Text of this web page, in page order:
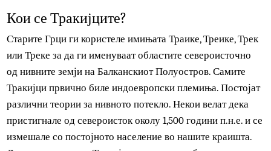
Кои се Тракијците?
Старите Грци ги користеле имињата Траике, Треике,
или Треке за да ги именуваат областите североисточно
од нивните земји на Балканскиот Полуостров. Самите
Тракијци првично биле индоевропски племиња.
различни теории за нивното потекло. Некои велат дека
пристигнале од североисток околу 1,500 години п.н.е. и